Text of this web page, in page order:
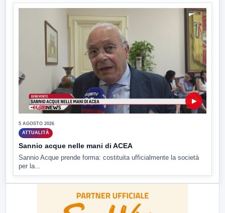
▶
5 AGOSTO 2026
ATTUALITÀ
Sannio acque nelle mani di ACEA
Sannio Acque prende forma: costituita ufficialmente la società
per la...